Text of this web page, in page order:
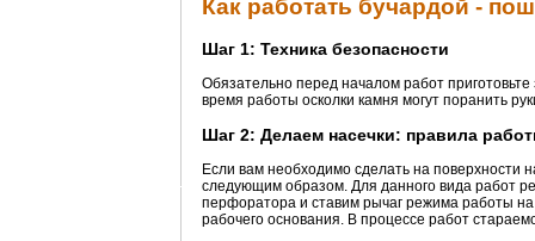
Как работать бучардой -
Шаг 1: Техника безопасности
Обязательно перед началом работ
время работы осколки камня могут поранить
Шаг 2: Делаем насечки: правила
Если вам необходимо сделать на поверхности
следующим образом. Для данного вида работ
перфоратора и ставим рычаг режима работы
рабочего основания. В процессе работ